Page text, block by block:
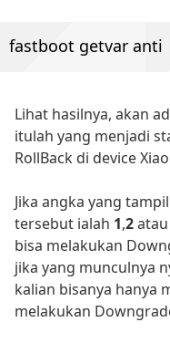
fastboot getvar anti
Lihat hasilnya, akan
itulah yang menjadi
RollBack di device
Jika angka yang
tersebut ialah 1,2atau
bisa melakukan
jika yang munculnya
kalian bisanya hanya
melakukan